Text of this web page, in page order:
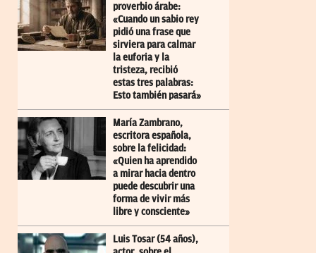
proverbio árabe:
«Cuando un sabio rey
pidió una frase que
sirviera para calmar
la euforia y la
tristeza, recibió
estas tres palabras:
Esto también pasará»
María Zambrano,
escritora española,
sobre la felicidad:
«Quien ha aprendido
a mirar hacia dentro
puede descubrir una
forma de vivir más
libre y consciente»
Luis Tosar (54 años),